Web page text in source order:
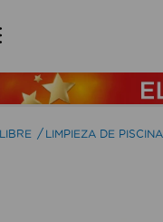
LIMPIEZA DE PISCINA